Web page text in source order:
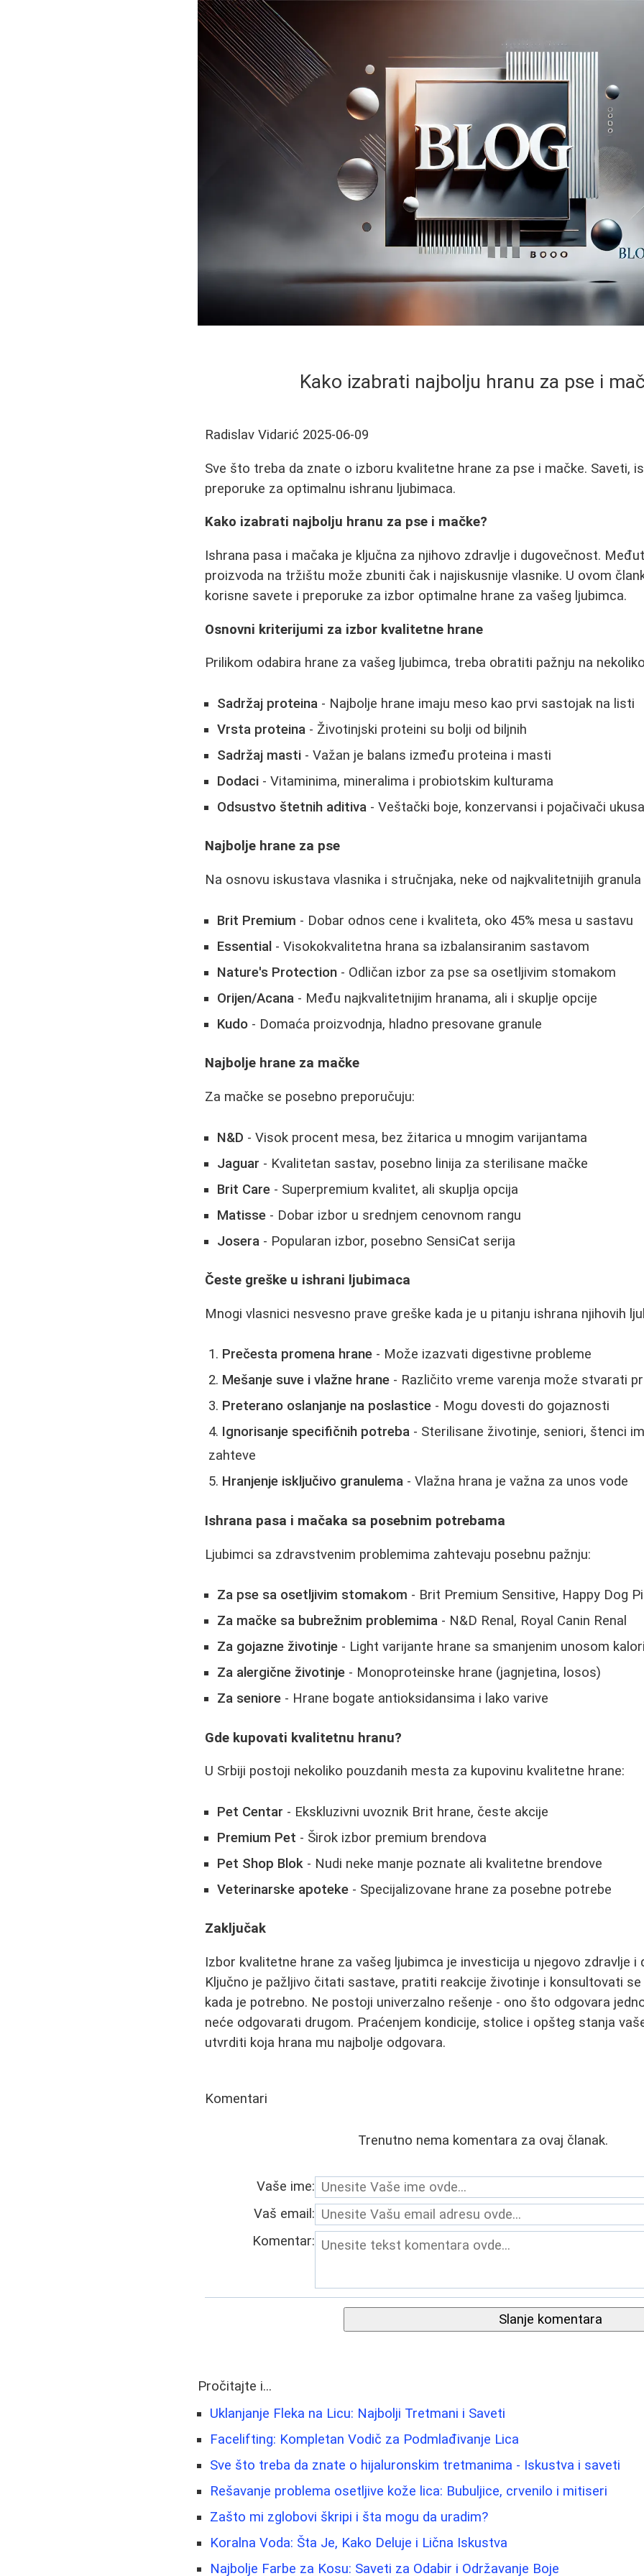
Kako izabrati najbolju hranu za pse i
Radislav Vidarić 2025-06-09
Sve što treba da znate o izboru kvalitetne hrane za pse i mačke. Saveti,
preporuke za optimalnu ishranu ljubimaca.
Kako izabrati najbolju hranu za pse i mačke?
Ishrana pasa i mačaka je ključna za njihovo zdravlje i dugovečnost.
proizvoda na tržištu može zbuniti čak i najiskusnije vlasnike. U ovom
korisne savete i preporuke za izbor optimalne hrane za vašeg ljubimca.
Osnovni kriterijumi za izbor kvalitetne hrane
Prilikom odabira hrane za vašeg ljubimca, treba obratiti pažnju na
Sadržaj proteina - Najbolje hrane imaju meso kao prvi sastojak na listi
Vrsta proteina - Životinjski proteini su bolji od biljnih
Sadržaj masti - Važan je balans između proteina i masti
Dodaci - Vitaminima, mineralima i probiotskim kulturama
Odsustvo štetnih aditiva - Veštački boje, konzervansi i pojačivači
Najbolje hrane za pse
Na osnovu iskustava vlasnika i stručnjaka, neke od najkvalitetnijih
Brit Premium - Dobar odnos cene i kvaliteta, oko 45% mesa u sastavu
Essential - Visokokvalitetna hrana sa izbalansiranim sastavom
Nature's Protection - Odličan izbor za pse sa osetljivim stomakom
Orijen/Acana - Među najkvalitetnijim hranama, ali i skuplje opcije
Kudo - Domaća proizvodnja, hladno presovane granule
Najbolje hrane za mačke
Za mačke se posebno preporučuju:
N&D - Visok procent mesa, bez žitarica u mnogim varijantama
Jaguar - Kvalitetan sastav, posebno linija za sterilisane mačke
Brit Care - Superpremium kvalitet, ali skuplja opcija
Matisse - Dobar izbor u srednjem cenovnom rangu
Josera - Popularan izbor, posebno SensiCat serija
Česte greške u ishrani ljubimaca
Mnogi vlasnici nesvesno prave greške kada je u pitanju ishrana njihovih
Prečesta promena hrane - Može izazvati digestivne probleme
Mešanje suve i vlažne hrane - Različito vreme varenja može stvarati
Preterano oslanjanje na poslastice - Mogu dovesti do gojaznosti
Ignorisanje specifičnih potreba - Sterilisane životinje, seniori, štenci
zahteve
Hranjenje isključivo granulema - Vlažna hrana je važna za unos vode
Ishrana pasa i mačaka sa posebnim potrebama
Ljubimci sa zdravstvenim problemima zahtevaju posebnu pažnju:
Za pse sa osetljivim stomakom - Brit Premium Sensitive, Happy Dog
Za mačke sa bubrežnim problemima - N&D Renal, Royal Canin Renal
Za gojazne životinje - Light varijante hrane sa smanjenim unosom
Za alergične životinje - Monoproteinske hrane (jagnjetina, losos)
Za seniore - Hrane bogate antioksidansima i lako varive
Gde kupovati kvalitetnu hranu?
U Srbiji postoji nekoliko pouzdanih mesta za kupovinu kvalitetne hrane:
Pet Centar - Ekskluzivni uvoznik Brit hrane, česte akcije
Premium Pet - Širok izbor premium brendova
Pet Shop Blok - Nudi neke manje poznate ali kvalitetne brendove
Veterinarske apoteke - Specijalizovane hrane za posebne potrebe
Zaključak
Izbor kvalitetne hrane za vašeg ljubimca je investicija u njegovo zdravlje i
Ključno je pažljivo čitati sastave, pratiti reakcije životinje i konsultovati
kada je potrebno. Ne postoji univerzalno rešenje - ono što odgovara
neće odgovarati drugom. Praćenjem kondicije, stolice i opšteg stanja
utvrditi koja hrana mu najbolje odgovara.
Komentari
Trenutno nema komentara za ovaj članak.
Vaše ime:
Vaš email:
Komentar:
Slanje komentara
Pročitajte i...
Uklanjanje Fleka na Licu: Najbolji Tretmani i Saveti
Facelifting: Kompletan Vodič za Podmlađivanje Lica
Sve što treba da znate o hijaluronskim tretmanima - Iskustva i saveti
Rešavanje problema osetljive kože lica: Bubuljice, crvenilo i mitiseri
Zašto mi zglobovi škripi i šta mogu da uradim?
Koralna Voda: Šta Je, Kako Deluje i Lična Iskustva
Najbolje Farbe za Kosu: Saveti za Odabir i Održavanje Boje